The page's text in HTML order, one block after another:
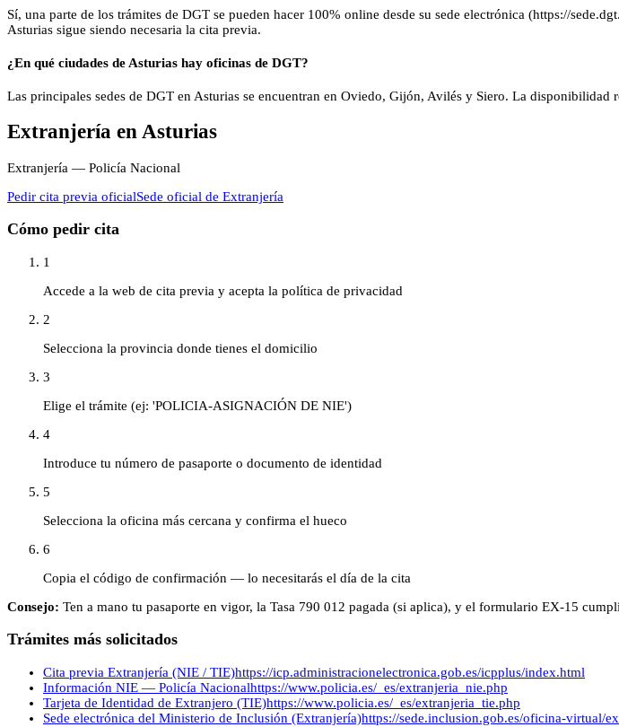
Sí, una parte de los trámites de DGT se pueden hacer 100% online desde su sede electrónica (https://
Asturias sigue siendo necesaria la cita previa.
¿En qué ciudades de Asturias hay oficinas de DGT?
Las principales sedes de DGT en Asturias se encuentran en Oviedo, Gijón, Avilés y Siero. La disponibilidad
Extranjería en Asturias
Extranjería — Policía Nacional
Pedir cita previa oficialSede oficial de Extranjería
Cómo pedir cita
1
Accede a la web de cita previa y acepta la política de privacidad
2
Selecciona la provincia donde tienes el domicilio
3
Elige el trámite (ej: 'POLICIA-ASIGNACIÓN DE NIE')
4
Introduce tu número de pasaporte o documento de identidad
5
Selecciona la oficina más cercana y confirma el hueco
6
Copia el código de confirmación — lo necesitarás el día de la cita
Consejo: Ten a mano tu pasaporte en vigor, la Tasa 790 012 pagada (si aplica), y el formulario EX-15
Trámites más solicitados
Cita previa Extranjería (NIE / TIE)https://icp.administracionelectronica.gob.es/icpplus/index.html
Información NIE — Policía Nacionalhttps://www.policia.es/_es/extranjeria_nie.php
Tarjeta de Identidad de Extranjero (TIE)https://www.policia.es/_es/extranjeria_tie.php
Sede electrónica del Ministerio de Inclusión (Extranjería)https://sede.inclusion.gob.es/oficina-virtual/